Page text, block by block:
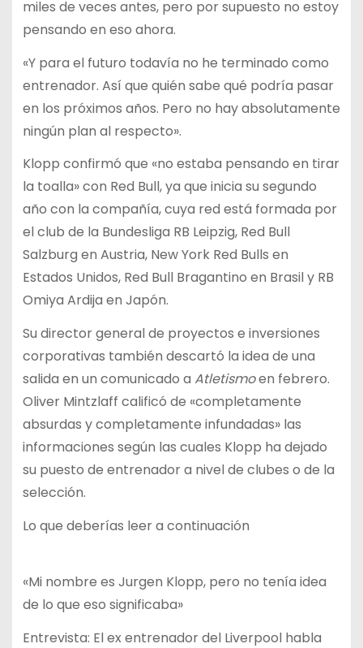
miles de veces antes, pero por supuesto no estoy
pensando en eso ahora.
«Y para el futuro todavía no he terminado como
entrenador. Así que quién sabe qué podría pasar
en los próximos años. Pero no hay absolutamente
ningún plan al respecto».
Klopp confirmó que «no estaba pensando en tirar
la toalla» con Red Bull, ya que inicia su segundo
año con la compañía, cuya red está formada por
el club de la Bundesliga RB Leipzig, Red Bull
Salzburg en Austria, New York Red Bulls en
Estados Unidos, Red Bull Bragantino en Brasil y RB
Omiya Ardija en Japón.
Su director general de proyectos e inversiones
corporativas también descartó la idea de una
salida en un comunicado a Atletismoen febrero.
Oliver Mintzlaff calificó de «completamente
absurdas y completamente infundadas» las
informaciones según las cuales Klopp ha dejado
su puesto de entrenador a nivel de clubes o de la
selección.
Lo que deberías leer a continuación
«Mi nombre es Jurgen Klopp, pero no tenía idea
de lo que eso significaba»
Entrevista: El ex entrenador del Liverpool habla